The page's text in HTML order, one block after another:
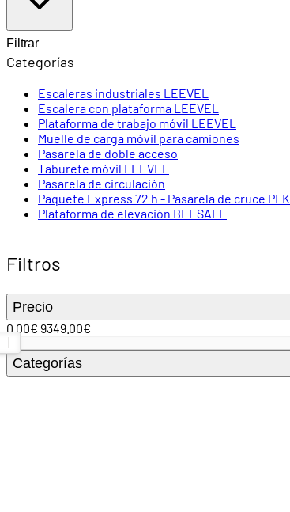
Filtrar
Categorías
Escaleras industriales LEEVEL
Escalera con plataforma LEEVEL
Plataforma de trabajo móvil LEEVEL
Muelle de carga móvil para camiones
Pasarela de doble acceso
Taburete móvil LEEVEL
Pasarela de circulación
Paquete Express 72 h - Pasarela de cruce PFK
Plataforma de elevación BEESAFE
Filtros
Precio
0.00€ 9349.00€
Categorías